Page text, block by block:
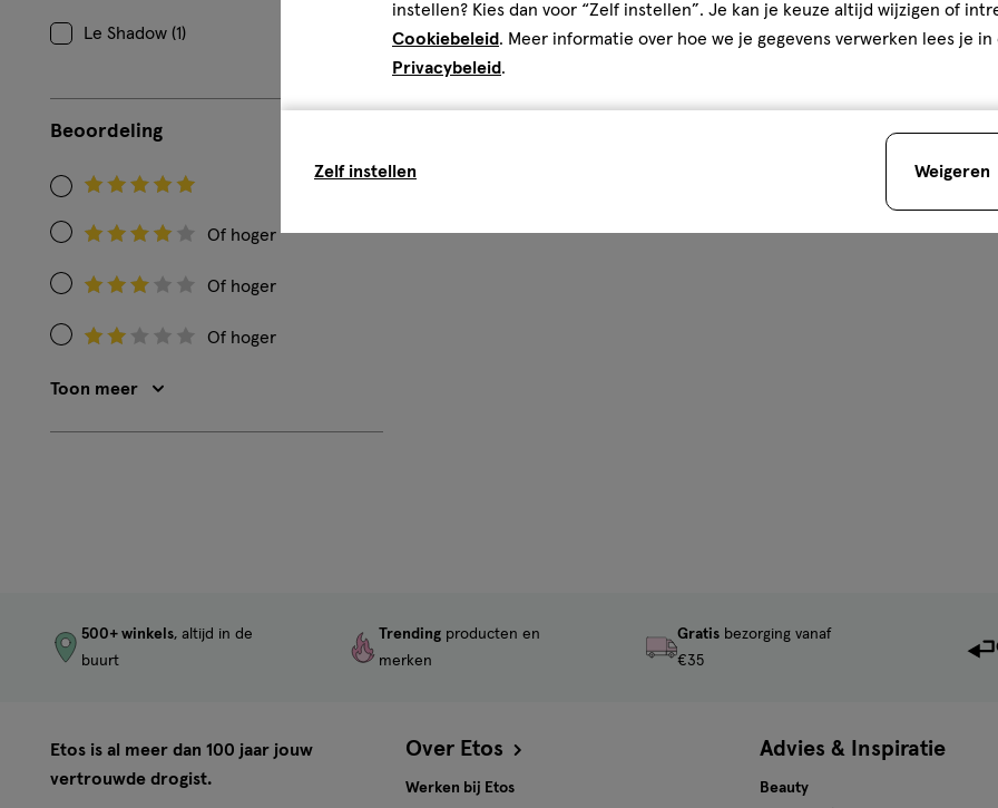
Le Shadow (1)
Beoordeling
op
5
Filteren
op
4
Of hoger
Filteren
op
3
Of hoger
Filteren
2
Of hoger
Toon meer
500+ winkels, altijd in de
buurt
Trending producten en
merken
Gratisbezorging vanaf
€35
Etos is al meer dan 100 jaar jouw
vertrouwde drogist.
Over Etos
Werken bij Etos
Advies & Inspiratie
Beauty
instellen? Kies dan voor “Zelf instellen”. Je kan je keuze altijd wijzigen of
Cookiebeleid. Meer informatie over hoe we je gegevens verwerken lees je in
Privacybeleid.
Zelf instellen Weigeren